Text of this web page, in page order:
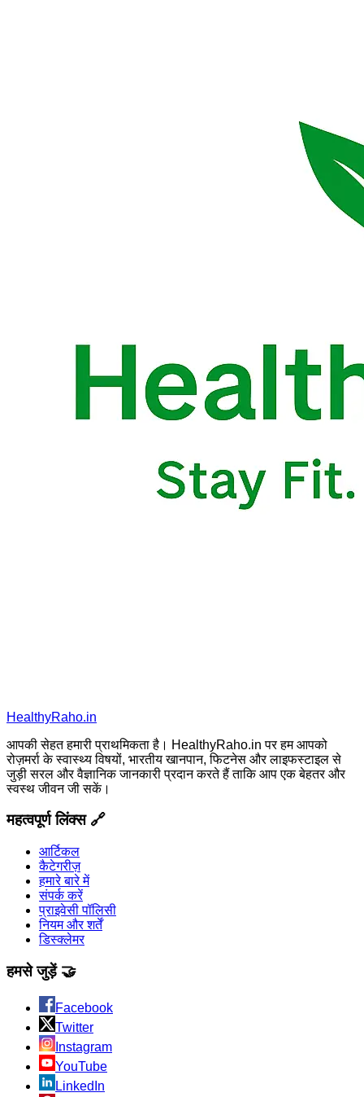
HealthyRaho.in
आपकी सेहत हमारी प्राथमिकता है। HealthyRaho.in पर हम आपको
रोज़मर्रा के स्वास्थ्य विषयों, भारतीय खानपान, फिटनेस और लाइफस्टाइल से
जुड़ी सरल और वैज्ञानिक जानकारी प्रदान करते हैं ताकि आप एक बेहतर और
स्वस्थ जीवन जी सकें।
महत्वपूर्ण लिंक्स 🔗
आर्टिकल
कैटेगरीज़
हमारे बारे में
संपर्क करें
प्राइवेसी पॉलिसी
नियम और शर्तें
डिस्क्लेमर
हमसे जुड़ें 🤝
Facebook
Twitter
Instagram
YouTube
LinkedIn